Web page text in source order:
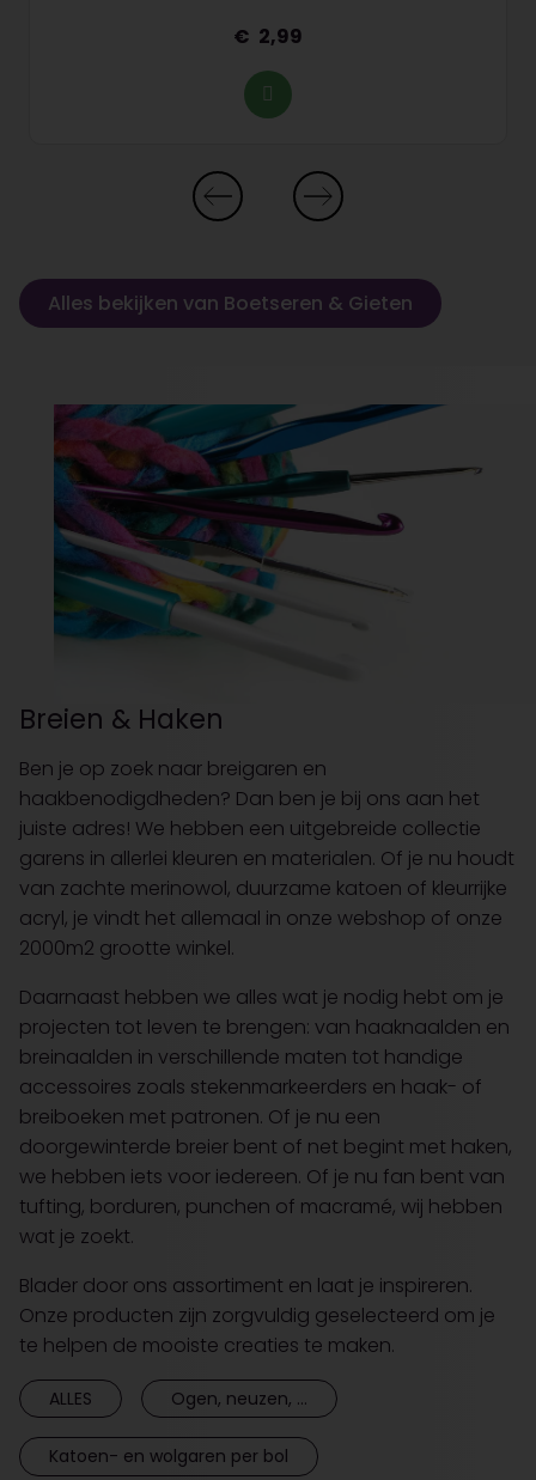
2,99
Alles bekijken van Boetseren & Gieten
Breien & Haken
Ben je op zoek naar breigaren en
haakbenodigdheden? Dan ben je bij ons aan het
juiste adres! We hebben een uitgebreide collectie
garens in allerlei kleuren en materialen. Of je nu houdt
van zachte merinowol, duurzame katoen of kleurrijke
acryl, je vindt het allemaal in onze webshop of onze
2000m2 grootte winkel.
Daarnaast hebben we alles wat je nodig hebt om je
projecten tot leven te brengen: van haaknaalden en
breinaalden in verschillende maten tot handige
accessoires zoals stekenmarkeerders en haak- of
breiboeken met patronen. Of je nu een
doorgewinterde breier bent of net begint met haken,
we hebben iets voor iedereen. Of je nu fan bent van
tufting, borduren, punchen of macramé, wij hebben
wat je zoekt.
Blader door ons assortiment en laat je inspireren.
Onze producten zijn zorgvuldig geselecteerd om je
te helpen de mooiste creaties te maken.
ALLES Ogen, neuzen, ...
Katoen- en wolgaren per bol